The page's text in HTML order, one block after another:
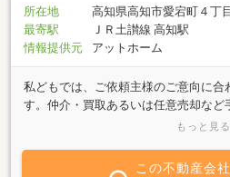
所在地
高知県高知市愛宕町４丁
最寄駅
ＪＲ土讃線 高知駅
情報提供元
アットホーム
私どもでは、ご依頼主様のご意向に合
す。仲介・買取あるいは任意売却など
しています。ご依頼者様にメリットを
て、遠隔地のご依頼者様も多数ご利用
もっと見る
この不動産会